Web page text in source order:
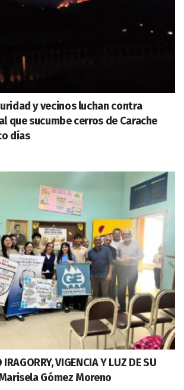
y vecinos luchan contra
que sucumbe cerros de Carache
días
VIGENCIA Y LUZ DE SU
Gómez Moreno